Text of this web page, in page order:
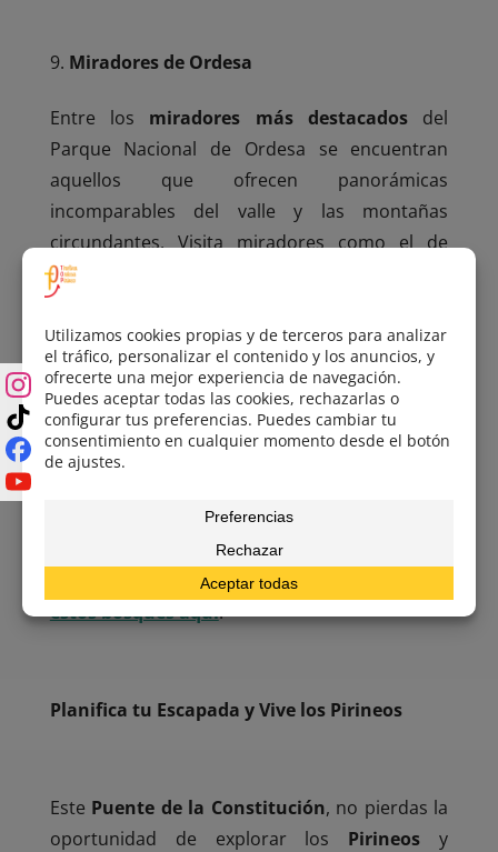
Miradores de Ordesa
Entre los miradores más destacadosdel
Parque Nacional de Ordesa se encuentran
aquellos que ofrecen panorámicas
incomparables del valle y las montañas
circundantes. Visita miradores como el de
Calcilarruego
aliento.
Bosques de Hayedos en Otoño
Losbosques de hayas
un espectáculo visual durante el otoño. Son
perfectos para pasear y disfrutar de la paz y
belleza del entorno. Más información sobre
estos bosques aquí.
Planifica tu Escapada y Vive los Pirineos
Este Puente de la Constitución, no pierdas la
oportunidad de explorar los Pirineos y